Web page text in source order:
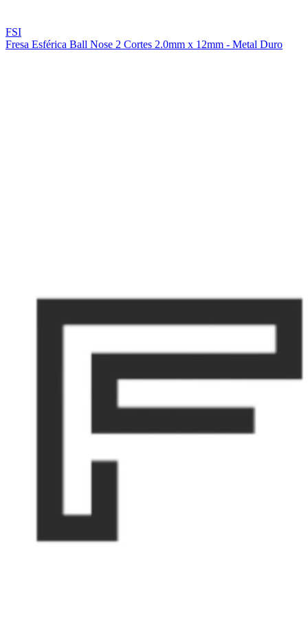
FSI
Fresa Esférica Ball Nose 2 Cortes 2.0mm x 12mm - Metal Duro